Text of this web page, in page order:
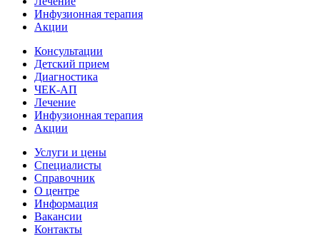
Инфузионная терапия
Акции
Консультации
Детский прием
Диагностика
ЧЕК-АП
Лечение
Инфузионная терапия
Акции
Услуги и цены
Специалисты
Справочник
О центре
Информация
Вакансии
Контакты